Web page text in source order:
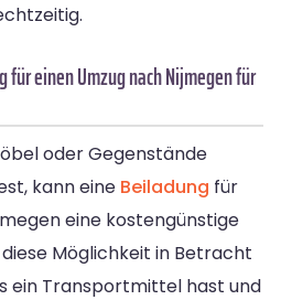
einen Umzug nach Nijmegen für
oder Gegenstände
kann eine Beiladung für
eine kostengünstige
Möglichkeit in Betracht
ein Transportmittel hast und